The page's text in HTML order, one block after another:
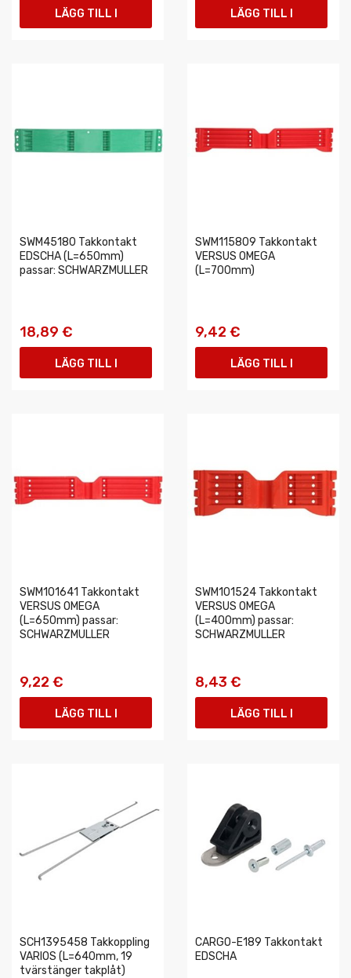
LÄGG TILL I LÄGG TILL I
SWM45180 Takkontakt
EDSCHA (L=650mm)
passar: SCHWARZMULLER
18,89 €
LÄGG TILL I
SWM115809 Takkontakt
VERSUS OMEGA
(L=700mm)
9,42 €
LÄGG TILL I
SWM101641 Takkontakt
VERSUS OMEGA
(L=650mm) passar:
SCHWARZMULLER
9,22 €
LÄGG TILL I
SWM101524 Takkontakt
VERSUS OMEGA
(L=400mm) passar:
SCHWARZMULLER
8,43 €
LÄGG TILL I
SCH1395458 Takkoppling
VARIOS (L=640mm, 19
tvärstänger takplåt)
CARGO-E189 Takkontakt
EDSCHA